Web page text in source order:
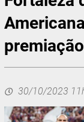
30/10/2023